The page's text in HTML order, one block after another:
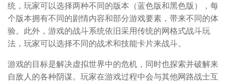
统，玩家可以选择两种不同的版本（蓝色版和黑色版），每
个版本拥有不同的剧情内容和部分游戏要素，带来不同的体
验。此外，游戏的战斗系统依旧采用传统的网格式战斗玩
法，玩家可以选择不同的战术和技能卡片来战斗。
游戏的目标是解决虚拟世界中的危机，同时也探索并破解来
自敌人的各种阴谋。玩家在游戏过程中会与其他网路战士互